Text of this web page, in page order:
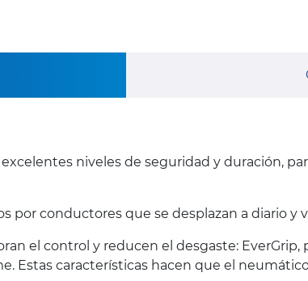
niveles de seguridad y duración,
por conductores que se desplazan a diario y
el control y reducen el desgaste:
Estas características hacen que el